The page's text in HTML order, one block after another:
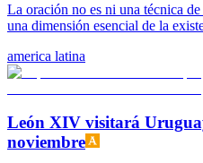
La oración no es ni una técnica
una dimensión esencial de la
america latina
León XIV visitará
noviembre